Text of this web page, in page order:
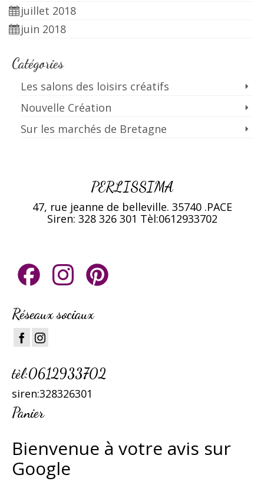
juillet 2018
juin 2018
Catégories
Les salons des loisirs créatifs
Nouvelle Création
Sur les marchés de Bretagne
PERLISSIMA
47, rue jeanne de belleville. 35740 .PACE
Siren: 328 326 301 Tèl:0612933702
Facebook Instagram
Réseaux sociaux
tèl:0612933702
siren:328326301
Panier
Bienvenue à votre avis sur
Google